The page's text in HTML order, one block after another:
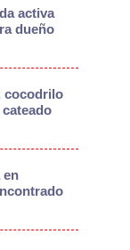
activa
dueño
cocodrilo
en